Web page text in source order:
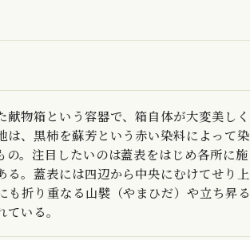
物箱という容器で、箱自体が大変美し
、黒柿を蘇芳という赤い染料によって
。注目したいのは蓋表をはじめ各所に
。蓋表には四辺から中央にむけてせり
も折り重なる山襞（やまひだ）や立ち昇
いる。